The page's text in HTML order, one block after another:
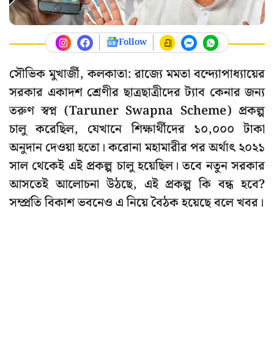
Follow
সৌভিক মুখার্জী, কলকাতা: রাজ্যে মমতা বন্দ্যোপাধ্যায়ের
সরকার একাদশ শ্রেণীর ছাত্রছাত্রীদের ট্যাব কেনার জন্য
তরুণ স্বপ্ন (Taruner Swapna Scheme) প্রকল্প
চালু করেছিল, যেখানে শিক্ষার্থীদের ১০,০০০ টাকা
অনুদান দেওয়া হতো। করোনা মহামারীর পর অর্থাৎ ২০২১
সাল থেকেই এই প্রকল্প চালু হয়েছিল। তবে নতুন সরকার
আসতেই আলোচনা উঠছে, এই প্রকল্প কি বন্ধ হবে?
সম্প্রতি বিকাশ ভবনেও এ নিয়ে বৈঠক হয়েছে বলে খবর।